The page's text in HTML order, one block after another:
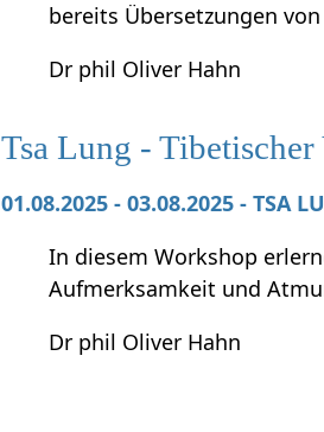
bereits Übersetzungen
Dr phil Oliver Hahn
Tsa Lung - Tibetischer
01.08.2025 - 03.08.2025 -
In diesem Workshop
Aufmerksamkeit und
Dr phil Oliver Hahn